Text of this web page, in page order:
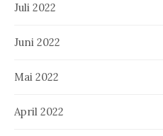
Juli 2022
Juni 2022
Mai 2022
April 2022